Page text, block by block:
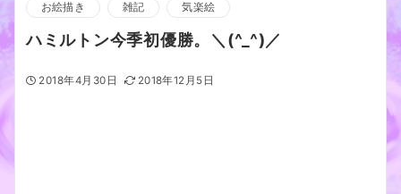
お絵描き 雑記 気楽絵
ハミルトン今季初優勝。＼(^_^)／
2018年4月30日 2018年12月5日